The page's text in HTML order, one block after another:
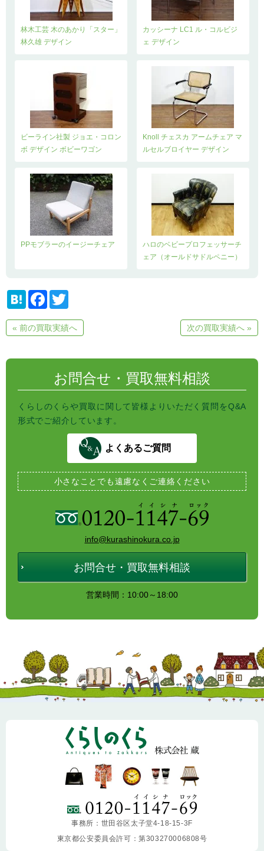
林木工芸 木のあかり「スター」
林久雄 デザイン
カッシーナ LC1 ル・コルビジ
ェ デザイン
ビーライン社製 ジョエ・コロン
ボ デザイン ボビーワゴン
Knoll チェスカ アームチェア マ
ルセルブロイヤー デザイン
PPモブラーのイージーチェア
ハロのベビープロフェッサーチ
ェア（オールドサドルペニー）
H
e
n
F
e
b
k
t
t
« 前の買取実績へ 次の買取実績へ »
お問合せ・買取無料相談
くらしのくらや買取に関して皆様よりいただく質問をQ&A
形式でご紹介しています。
よくあるご質問
小さなことでも遠慮なくご連絡ください
info@kurashinokura.co.jp
お問合せ・買取無料相談
営業時間：10:00～18:00
事務所：世田谷区太子堂4-18-15-3F
東京都公安委員会許可：第303270006808号